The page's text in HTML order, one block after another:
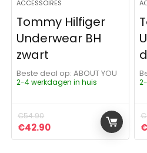
ACCESSOIRES
Tommy Hilfiger
Underwear BH
zwart
Beste deal op:
ABOUT YOU
2-4 werkdagen in huis
€54.90
Oorspronkelijke prijs was:
€42.90Huidige prijs is:
€